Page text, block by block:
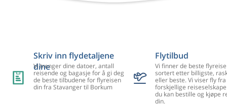
Skriv inn flydetaljene
dine
Vi trenger dine datoer, antall
reisende og bagasje for å gi deg
de beste tilbudene for flyreisen
din fra Stavanger til Borkum
Flytilbud
Vi finner de beste
sortert etter billigste,
eller beste. Vi viser fly
forskjellige
du kan bestille og kjøpe
din.